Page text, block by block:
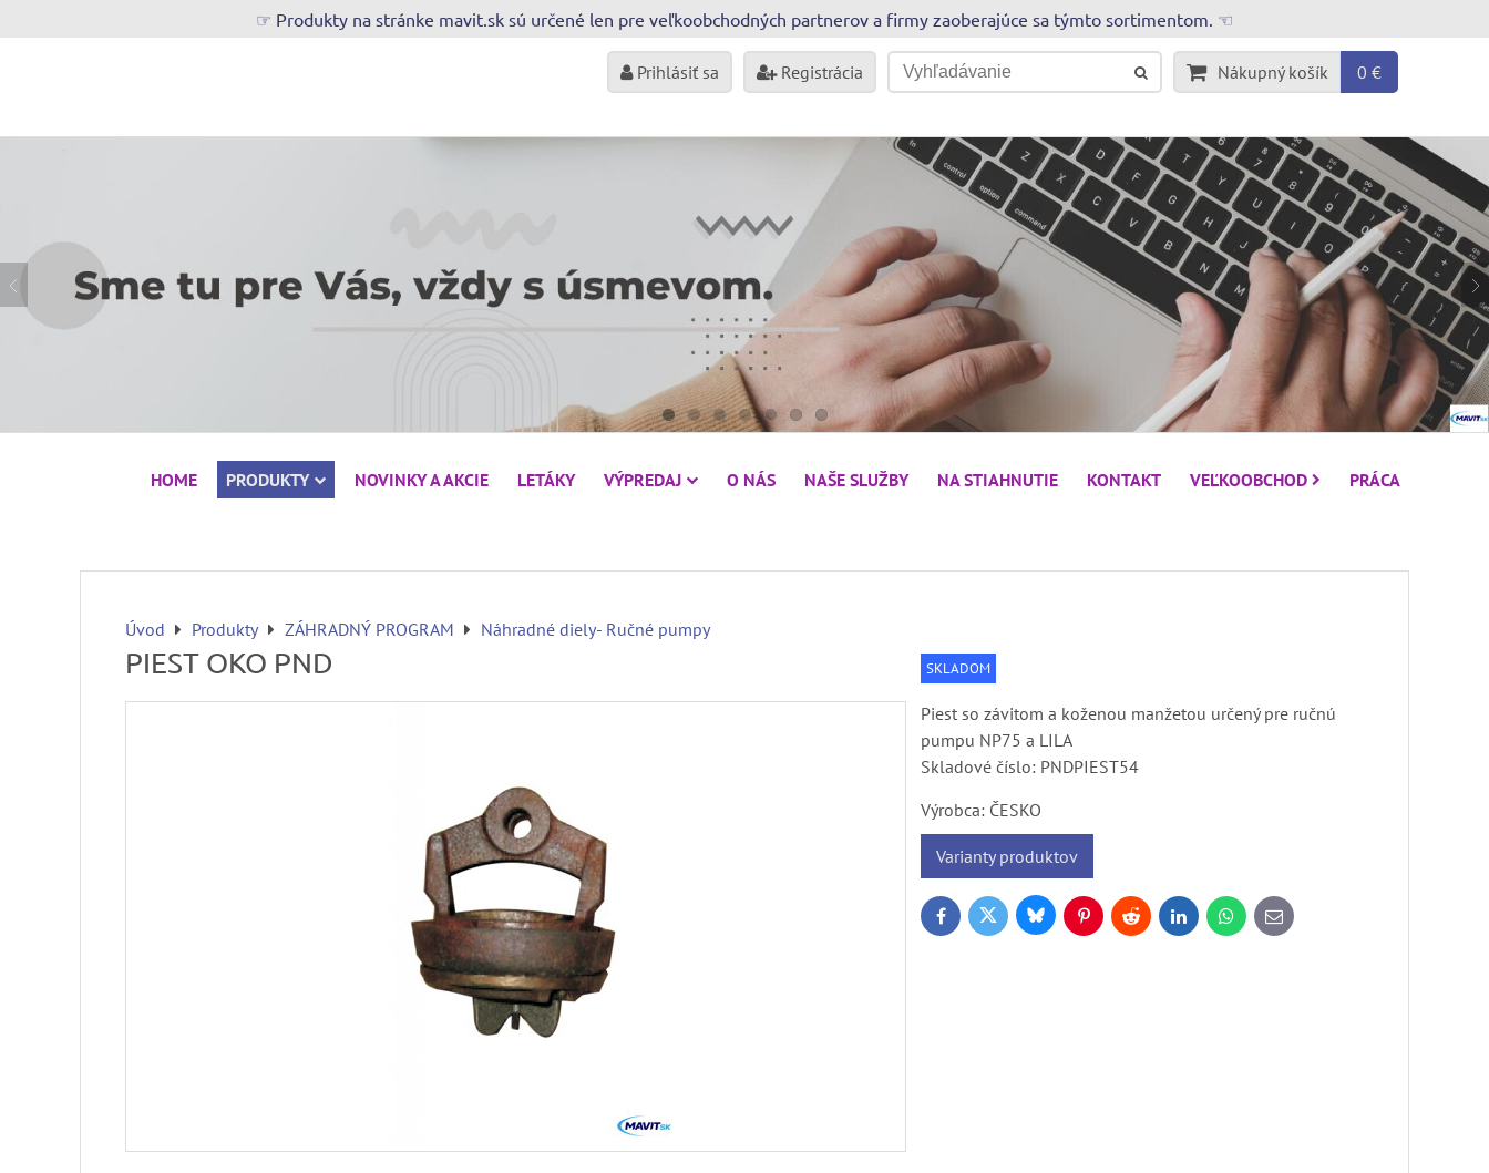
☞ Produkty na stránke mavit.sk sú určené len pre veľkoobchodných partnerov a firmy zaoberajúce sa týmto sortimentom. ☜
Prihlásiť sa Registrácia Nákupný košík 0 €
HOME PRODUKTY NOVINKY A AKCIE LETÁKY VÝPREDAJ O NÁS NAŠE SLUŽBY NA STIAHNUTIE KONTAKT VEĽKOOBCHOD PRÁCA
Úvod Produkty ZÁHRADNÝ PROGRAM Náhradné diely- Ručné pumpy
PIEST OKO PND SKLADOM
Piest so závitom a koženou manžetou určený pre ručnú
pumpu NP75 a LILA
Skladové číslo: PNDPIEST54
Výrobca: ČESKO
Varianty produktov
FacebookTwitter BlueskyPinterestReddit LinkedInWhatsApp
E-
mail